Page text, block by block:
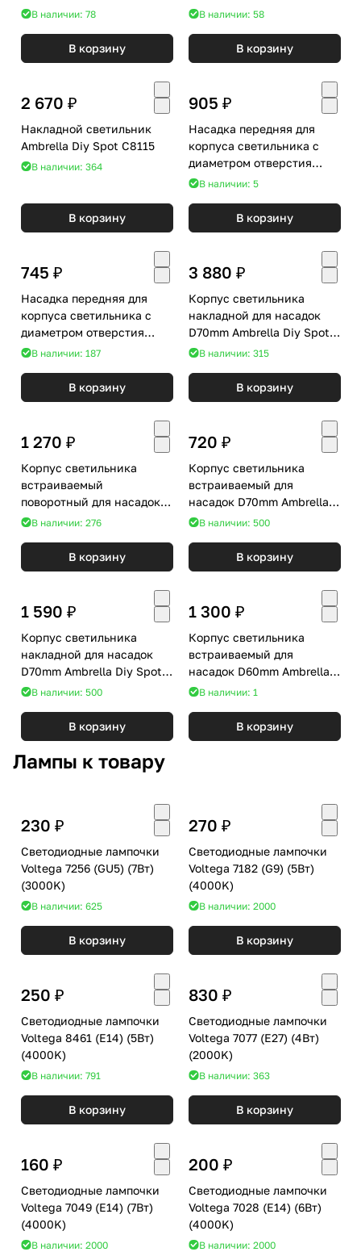
DIY Spot C9238
В наличии: 78
В корзину
DIY Spot C9002
В наличии: 58
В корзину
2 670 ₽
Накладной светильник
Ambrella Diy Spot C8115
В наличии: 364
В корзину
905 ₽
Насадка передняя для
корпуса светильника с
диаметром отверстия
D70mm Ambrella DIY Spot
В наличии: 5
В корзину
745 ₽
Насадка передняя для
корпуса светильника с
диаметром отверстия
D70mm Ambrella DIY Spot
В наличии: 187
В корзину
3 880 ₽
Корпус светильника
накладной для насадок
D70mm Ambrella Diy Spot
C7722
В наличии: 315
В корзину
1 270 ₽
Корпус светильника
встраиваемый
поворотный для насадок
D70mm Ambrella Diy Spot
В наличии: 276
В корзину
720 ₽
Корпус светильника
встраиваемый для
насадок D70mm Ambrella
Diy Spot C7632
В наличии: 500
В корзину
1 590 ₽
Корпус светильника
накладной для насадок
D70mm Ambrella Diy Spot
C7510
В наличии: 500
В корзину
1 300 ₽
Корпус светильника
встраиваемый для
насадок D60mm Ambrella
Diy Spot C6525
В наличии: 1
В корзину
Лампы к товару
230 ₽
Светодиодные лампочки
Voltega 7256 (GU5) (7Вт)
(3000K)
В наличии: 625
В корзину
270 ₽
Светодиодные лампочки
Voltega 7182 (G9) (5Вт)
(4000K)
В наличии: 2000
В корзину
250 ₽
Светодиодные лампочки
Voltega 8461 (E14) (5Вт)
(4000K)
В наличии: 791
В корзину
830 ₽
Светодиодные лампочки
Voltega 7077 (E27) (4Вт)
(2000K)
В наличии: 363
В корзину
160 ₽
Светодиодные лампочки
Voltega 7049 (E14) (7Вт)
(4000K)
В наличии: 2000
200 ₽
Светодиодные лампочки
Voltega 7028 (E14) (6Вт)
(4000K)
В наличии: 2000